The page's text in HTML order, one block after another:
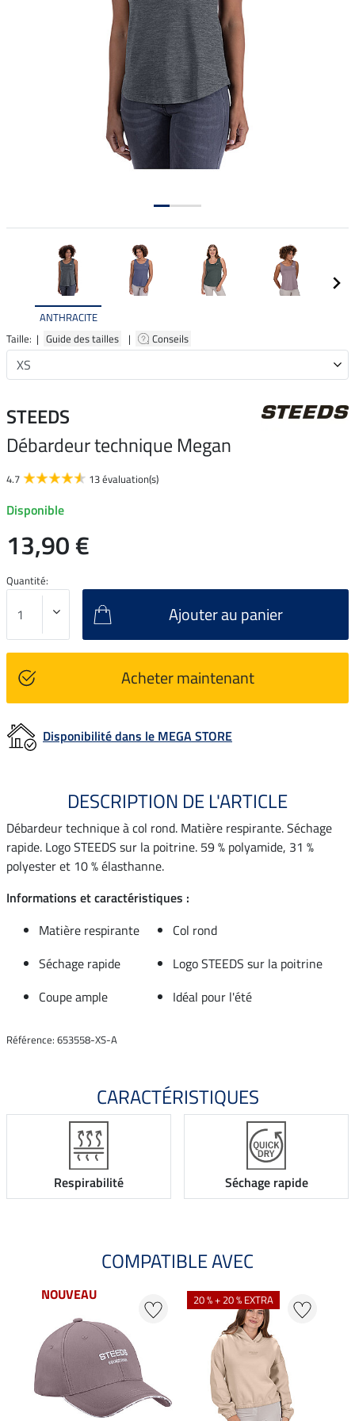
ANTHRACITE
Taille: | Guide des tailles | Conseils
STEEDS
Débardeur technique Megan
4.7 13 évaluation(s)
Disponible
13,90 €
Quantité:
Ajouter au panier
Acheter maintenant
Disponibilité dans le MEGA STORE
DESCRIPTION DE L'ARTICLE
Débardeur technique à col rond. Matière respirante. Séchage
rapide. Logo STEEDS sur la poitrine. 59 % polyamide, 31 %
polyester et 10 % élasthanne.
Informations et caractéristiques :
Matière respirante
Col rond
Séchage rapide
Logo STEEDS sur la poitrine
Coupe ample
Idéal pour l'été
Référence: 653558-XS-A
CARACTÉRISTIQUES
Respirabilité Séchage rapide
COMPATIBLE AVEC
NOUVEAU 20 % + 20 % EXTRA